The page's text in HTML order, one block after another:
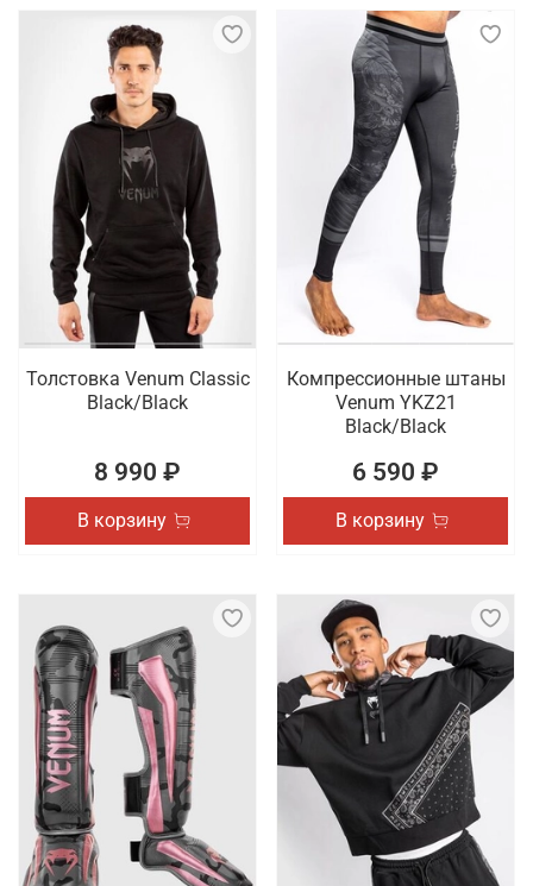
Толстовка Venum Classic
Black/Black
8 990 ₽
В корзину
Компрессионные штаны
Venum YKZ21
Black/Black
6 590 ₽
В корзину